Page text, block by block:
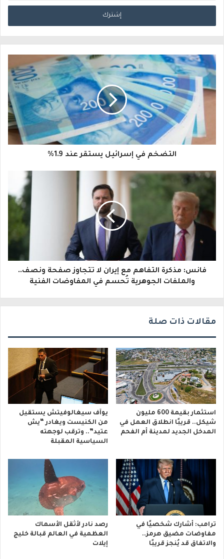
د
خ
ب
ر
ي
ا
إ
ت
التضخم في إسرائيل يستقر عند 1.9%
فانس: مذكرة التفاهم مع إيران لا تتجاوز صفحة ونصف..
والملفات الجوهرية تُحسم في المفاوضات الفنية
مقالات ذات صلة
استثمار بقيمة 600 مليون
شيكل.. قريبًا انطلاق العمل في
المدخل الجديد لمدينة أم الفحم
يوآف سيغالوفيتش يستقيل
من الكنيست ويغادر “يش
عتيد”.. وترقب لوجهته
السياسية المقبلة
ترامب: أشارك شخصيًا في
مفاوضات مضيق هرمز..
والاتفاق قد يُنجز قريبًا
رصد نادر لأثقل الأسماك
العظمية في العالم قبالة خليج
إيلات